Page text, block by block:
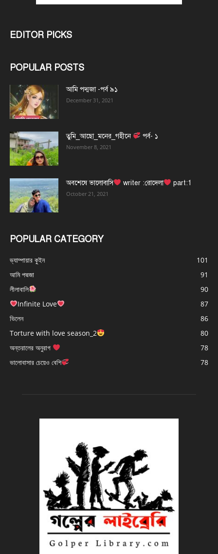
EDITOR PICKS
POPULAR POSTS
আমি পদ্মজা -পর্ব ৯১
December 31, 2021
তুমি_আছো_মনের_গহীনে পর্ব- ১
November 8, 2021
অবশেষে ভালোবাসি writer :রোদেলা part:1
October 21, 2021
POPULAR CATEGORY
ভ্যাম্পায়ার কুইন
101
আমি পদ্মজা
91
লীলাবালি
90
Infinite Love
87
ভিলেন
86
Torture with love season_2
80
অন্তরালের অনুরাগ
78
ভালোবাসার চেয়েও বেশি
78